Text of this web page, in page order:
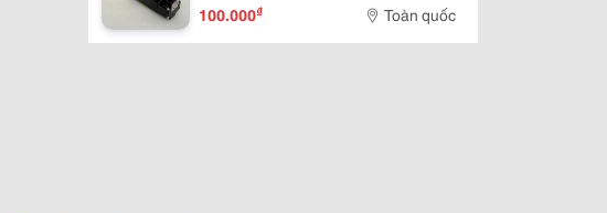
100.000₫ Toàn quốc